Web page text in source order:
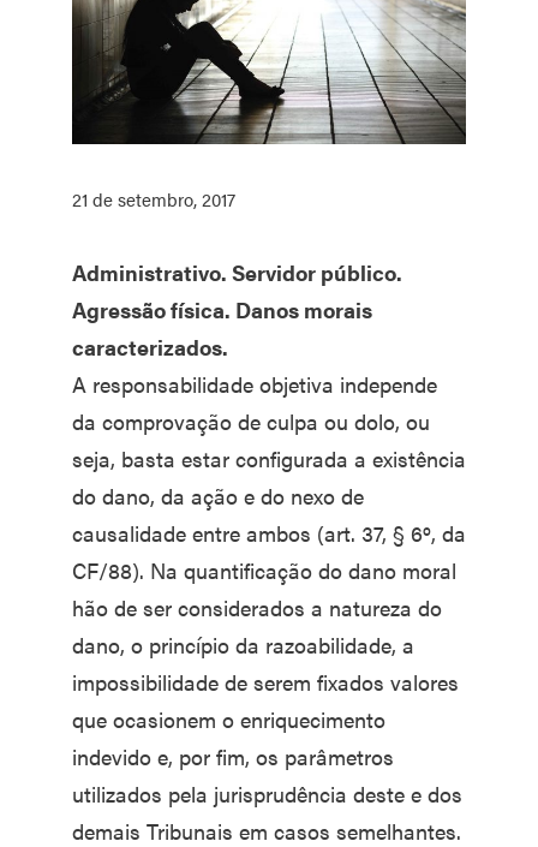
21 de setembro, 2017
Administrativo. Servidor público.
Agressão física. Danos morais
caracterizados.
A responsabilidade objetiva independe
da comprovação de culpa ou dolo, ou
seja, basta estar configurada a existência
do dano, da ação e do nexo de
causalidade entre ambos (art. 37, § 6º, da
CF/88). Na quantificação do dano moral
hão de ser considerados a natureza do
dano, o princípio da razoabilidade, a
impossibilidade de serem fixados valores
que ocasionem o enriquecimento
indevido e, por fim, os parâmetros
utilizados pela jurisprudência deste e dos
demais Tribunais em casos semelhantes.